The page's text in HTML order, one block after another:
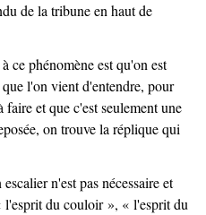
de la tribune en haut de
l'on vient d'entendre, pour
et que c'est seulement une
on trouve la réplique qui
du couloir », « l'esprit du